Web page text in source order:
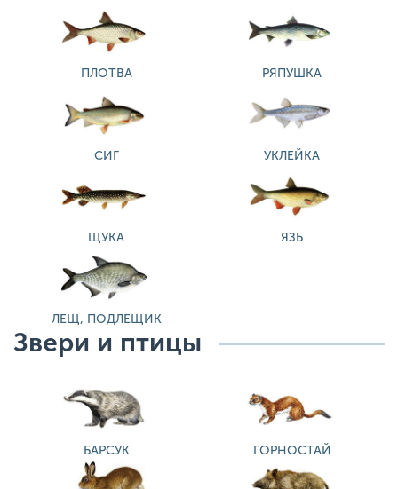
ПЛОТВА РЯПУШКА
СИГ УКЛЕЙКА
ЩУКА ЯЗЬ
ЛЕЩ, ПОДЛЕЩИК
Звери и птицы
БАРСУК ГОРНОСТАЙ